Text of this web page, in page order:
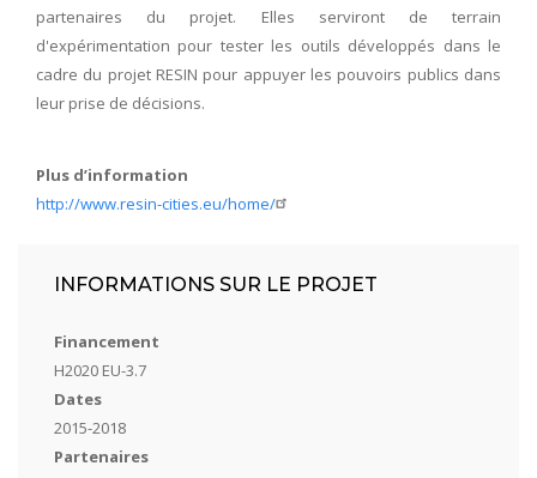
partenaires du projet. Elles serviront de terrain
d'expérimentation pour tester les outils développés dans le
cadre du projet RESIN pour appuyer les pouvoirs publics dans
leur prise de décisions.
Plus d’information
http://www.resin-cities.eu/home/
INFORMATIONS SUR LE PROJET
Financement
H2020 EU-3.7
Dates
2015-2018
Partenaires